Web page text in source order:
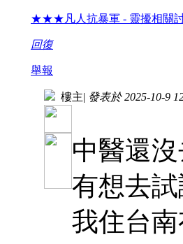
★★★凡人抗暴軍 - 靈擾相
回復
舉報
樓主| 發表於 2025-10-9
中醫還沒
有想去
我住台